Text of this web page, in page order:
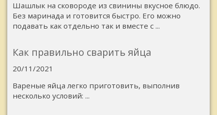
Шашлык на сковороде из свинины вкусное блюдо.
Без маринада и готовится быстро. Его можно
подавать как отдельно так и вместе с ...
Как правильно сварить яйца
20/11/2021
Вареные яйца легко приготовить, выполнив
несколько условий: ...